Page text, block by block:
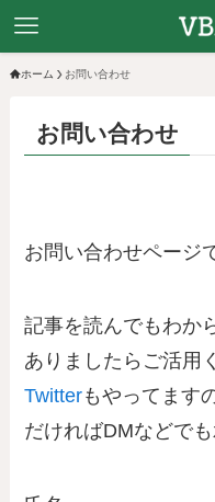
ホーム お問い合わせ
お問い合わせ
お問い合わせページ
記事を読んでもわか
ありましたらご活用
Twitterもやってます
だければDMなどでも